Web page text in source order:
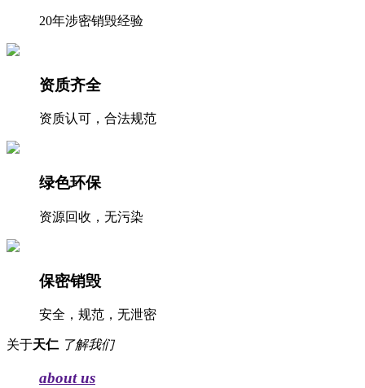
20年涉密销毁经验
资质齐全
资质认可，合法规范
绿色环保
资源回收，无污染
保密销毁
安全，规范，无泄密
关于天仁 了解我们
about us